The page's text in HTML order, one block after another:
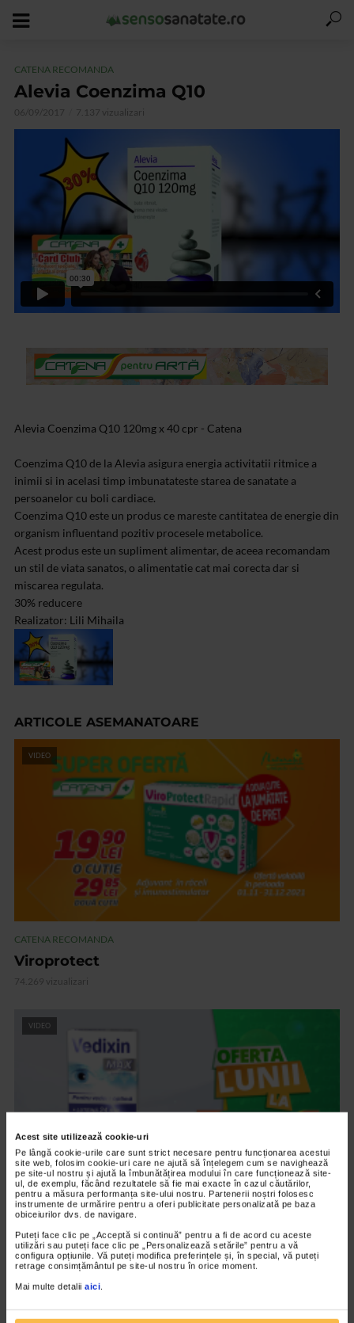
Acest site utilizează cookie-uri
Pe lângă cookie-urile care sunt strict necesare pentru funcționarea acestui
site web, folosim cookie-uri care ne ajută să înțelegem cum se navighează
pe site-ul nostru și ajută la îmbunătățirea modului în care funcționează site-
ul, de exemplu, făcând rezultatele să fie mai exacte în cazul căutărilor,
pentru a măsura performanța site-ului nostru. Partenerii noștri folosesc
instrumente de urmărire pentru a oferi publicitate personalizată pe baza
obiceiurilor dvs. de navigare.
Puteți face clic pe „Acceptă si continuă” pentru a fi de acord cu aceste
utilizări sau puteți face clic pe „Personalizează setările” pentru a vă
configura opțiunile. Vă puteți modifica preferințele și, în special, vă puteți
retrage consimțământul pe site-ul nostru în orice moment.
Mai multe detalii aici.
CATENA RECOMANDA
Alevia Coenzima Q10
06/09/2017 7.137 vizualizari
Alevia Coenzima Q10 120mg x 40 cpr - Catena
Coenzima Q10 de la Alevia asigura energia activitatii ritmice a
inimii si in acelasi timp imbunatateste starea de sanatate a
persoanelor cu boli cardiace.
Coenzima Q10 este un produs ce mareste cantitatea de energie din
organism influentand pozitiv procesele metabolice.
Acest produs este un supliment alimentar, de aceea recomandam
un stil de viata sanatos, o alimentatie cat mai corecta dar si
miscarea regulata.
30% reducere
Realizator: Lili Mihaila
ARTICOLE ASEMANATOARE
VIDEO
CATENA RECOMANDA
Viroprotect
74.269 vizualizari
VIDEO
CATENA RECOMANDA
Vedixin Max
101.796 vizualizari